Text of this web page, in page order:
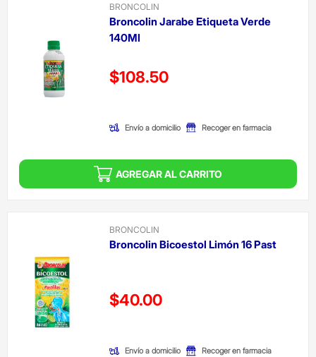
BRONCOLIN
Broncolin Jarabe Etiqueta Verde
140Ml
Precio reducido de
$108.50
Envío a domicilio Recoger en farmacia
AGREGAR AL CARRITO
BRONCOLIN
Broncolin Bicoestol Limón 16 Past
Precio reducido de
$40.00
Envío a domicilio Recoger en farmacia